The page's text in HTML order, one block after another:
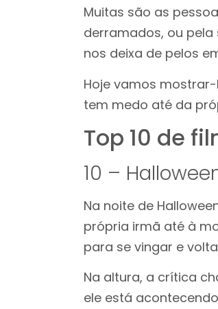
Muitas são as
derramados, ou
nos deixa de pelos
Hoje vamos
tem medo até da
Top 10 de
10 –
Na noite de
própria irmã até à
para se vingar e
Na altura, a crítica
ele está